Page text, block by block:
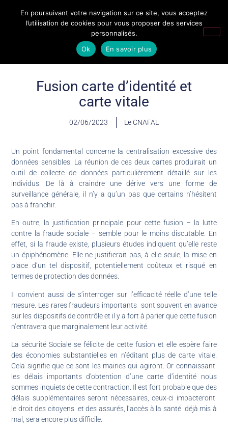
Fusion carte d’identité et
carte vitale
02/06/2023 Le CNAFAL
Un point fondamental concerne la centralisation excessive des
données sensibles. La réunion de ces deux cartes produirait un
outil de collecte de données particulièrement détaillé sur les
individus. De là à craindre une dérive vers une forme de
surveillance générale, il n’y a qu’un pas que certains n’hésitent
pas à franchir.
En outre, la justification principale pour cette fusion – la lutte
contre la fraude sociale – semble pour le moins discutable. En
effet, si la fraude existe, plusieurs études indiquent qu’elle reste
un épiphénomène. Elle ne justifierait pas, à elle seule, la mise en
place d’un tel dispositif, potentiellement coûteux et risqué en
termes de protection des données.
Il convient aussi de s’interroger sur l’efficacité réelle d’une telle
mesure. Les rares fraudeurs importants sont souvent en avance
sur les dispositifs de contrôle et il y a fort à parier que cette fusion
n’entravera que marginalement leur activité.
La sécurité Sociale se félicite de cette fusion et elle espère faire
des économies substantielles en n’éditant plus de carte vitale.
Cela signifie que ce sont les mairies qui agiront. Or connaissant
les délais importants d’obtention d’une carte d’identité nous
sommes inquiets de cette contraction. Il est fort probable que des
délais supplémentaires seront nécessaires, ceux-ci impacteront
le droit des citoyens et des assurés, l’accès à la santé déjà mis à
mal, sera encore plus difficile.
En poursuivant votre navigation sur ce site, vous acceptez
l’utilisation de cookies pour vous proposer des services
personnalisés.
Ok
En savoir plus